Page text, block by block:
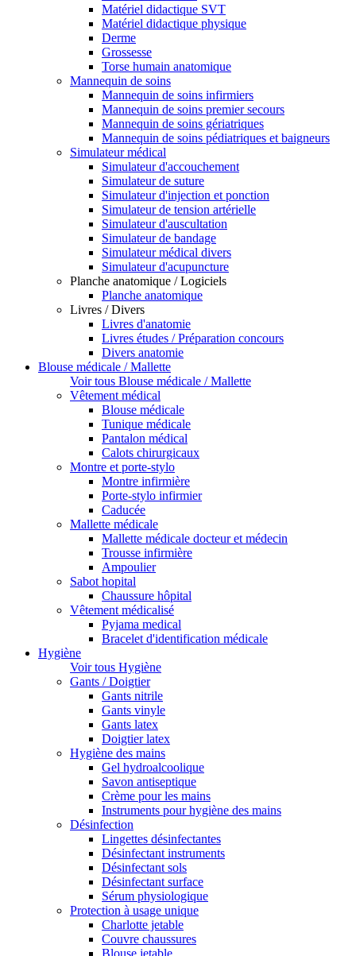
Matériel didactique SVT
Matériel didactique physique
Derme
Grossesse
Torse humain anatomique
Mannequin de soins
Mannequin de soins infirmiers
Mannequin de soins premier secours
Mannequin de soins gériatriques
Mannequin de soins pédiatriques et baigneurs
Simulateur médical
Simulateur d'accouchement
Simulateur de suture
Simulateur d'injection et ponction
Simulateur de tension artérielle
Simulateur d'auscultation
Simulateur de bandage
Simulateur médical divers
Simulateur d'acupuncture
Planche anatomique / Logiciels
Planche anatomique
Livres / Divers
Livres d'anatomie
Livres études / Préparation concours
Divers anatomie
Blouse médicale / Mallette
Voir tous Blouse médicale / Mallette
Vêtement médical
Blouse médicale
Tunique médicale
Pantalon médical
Calots chirurgicaux
Montre et porte-stylo
Montre infirmière
Porte-stylo infirmier
Caducée
Mallette médicale
Mallette médicale docteur et médecin
Trousse infirmière
Ampoulier
Sabot hopital
Chaussure hôpital
Vêtement médicalisé
Pyjama medical
Bracelet d'identification médicale
Hygiène
Voir tous Hygiène
Gants / Doigtier
Gants nitrile
Gants vinyle
Gants latex
Doigtier latex
Hygiène des mains
Gel hydroalcoolique
Savon antiseptique
Crème pour les mains
Instruments pour hygiène des mains
Désinfection
Lingettes désinfectantes
Désinfectant instruments
Désinfectant sols
Désinfectant surface
Sérum physiologique
Protection à usage unique
Charlotte jetable
Couvre chaussures
Blouse jetable